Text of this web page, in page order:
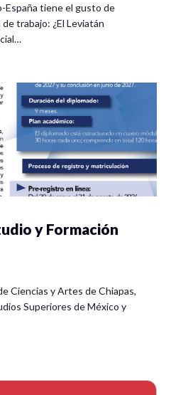
España tiene el gusto de
trabajo: ¿El Leviatán
y Formación
Ciencias y Artes de Chiapas,
Superiores de México y